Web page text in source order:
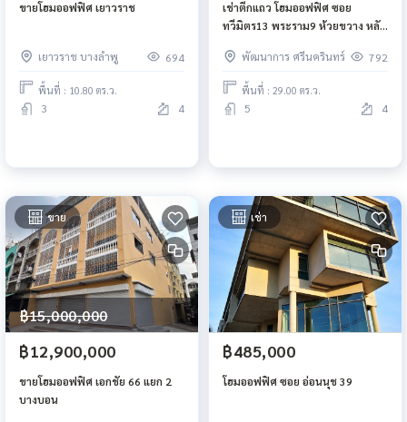
ขายโฮมออฟฟิศ เยาวราช
เยาวราช บางลำพู 694
พื้นที่ : 10.80 ตร.ว.
3 4
เช่าตึกแถว โฮมออฟฟิศ ซอย
ทวีมิตร13 พระราม9 ห้วยขวาง หลัง
พระราม9
พัฒนาการ ศรีนครินทร์ 792
พื้นที่ : 29.00 ตร.ว.
5 4
ขาย
฿15,000,000
฿12,900,000
ขายโฮมออฟฟิศ เอกชัย 66 แยก 2
บางบอน
เช่า
฿485,000
โฮมออฟฟิศ ซอย อ่อนนุช 39